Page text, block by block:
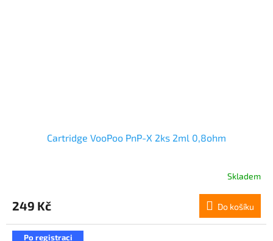
Cartridge VooPoo PnP-X 2ks 2ml 0,8ohm
Skladem
249 Kč Do košíku
Po registraci